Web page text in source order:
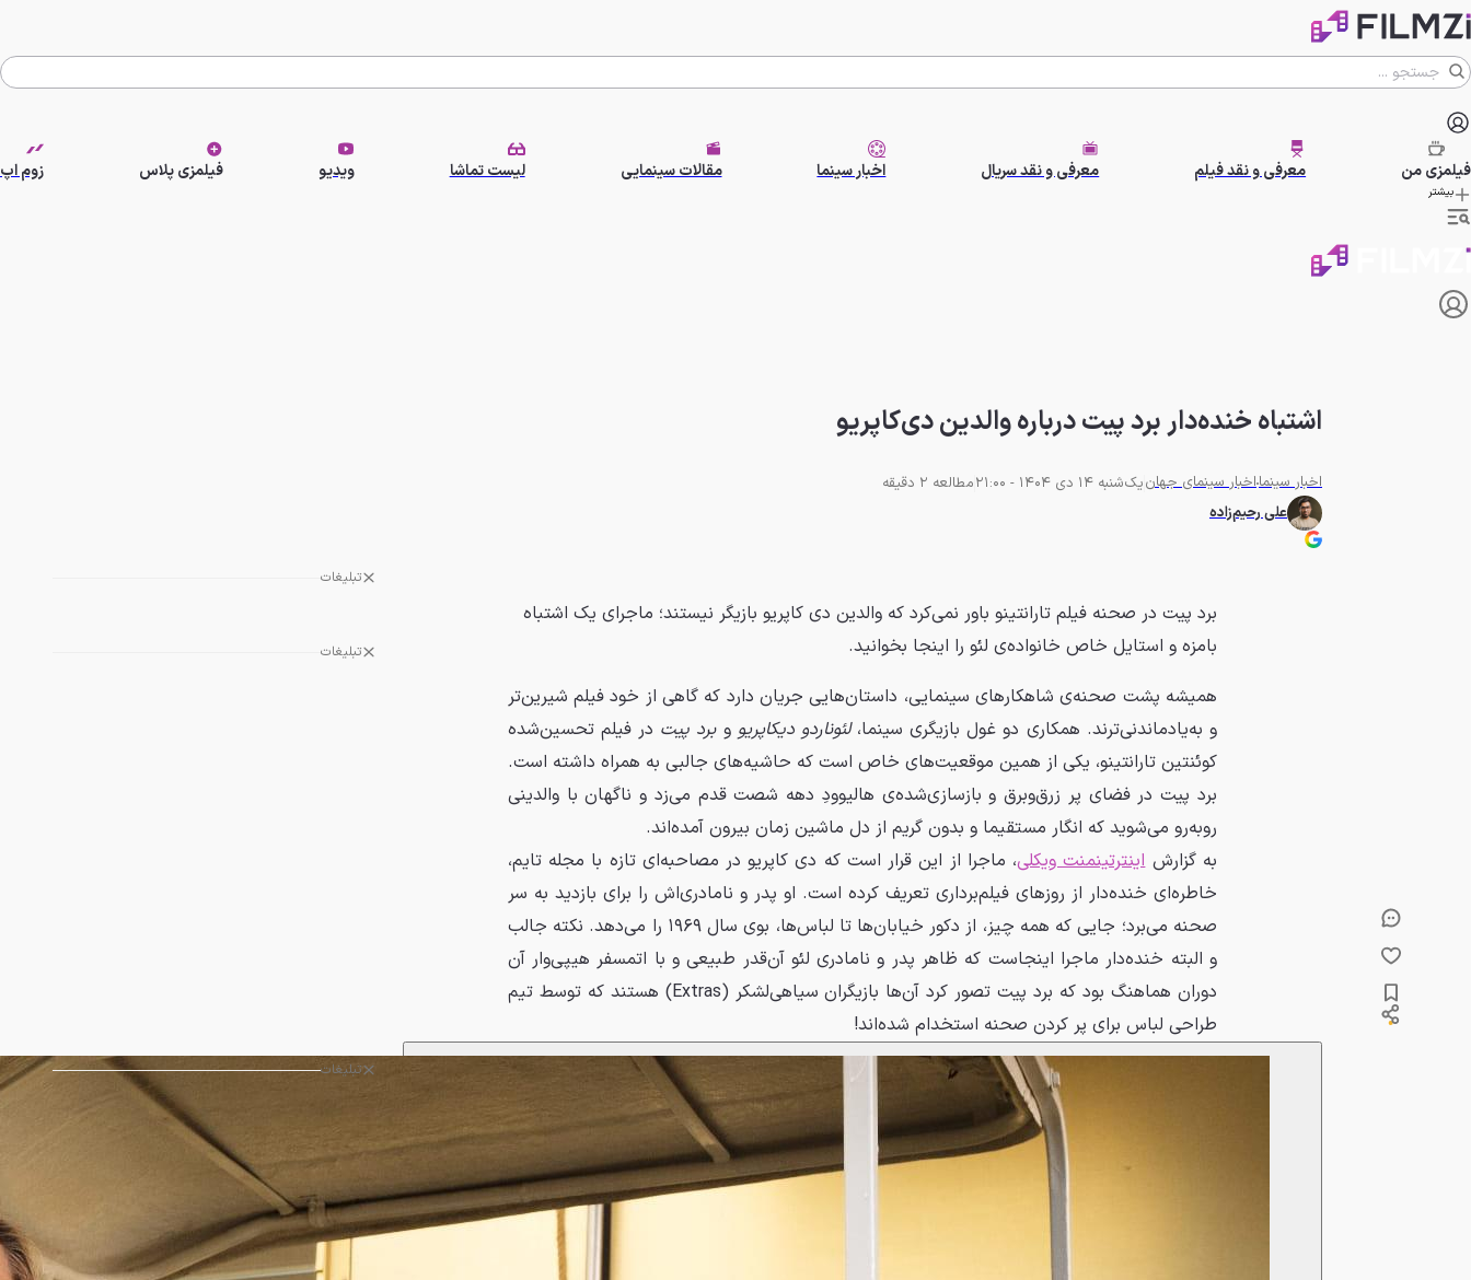
فیلمزیمن معرفی و نقد فیلم معرفی و نقد سریال اخبار سینما مقالات سینمایی لیست تماشا ویدیو فیلمزی پلاس زوم اپ
بیشتر
اشتباه خنده‌دار برد پیت درباره والدین دی‌کاپریو
اخبار سینمااخبار سینمای جهانیک‌شنبه 14 دی 1404 - 21:00
مطالعه 2 دقیقه
علی رحیم‌زاده
تبلیغات
تبلیغات
تبلیغات
برد پیت در صحنه‌ فیلم تارانتینو باور نمی‌کرد که والدین دی‌ کاپریو بازیگر نیستند؛ ماجرای یک اشتباه
بامزه و استایل خاص خانواده‌ی لئو را اینجا بخوانید.
همیشه پشت صحنه‌ی شاهکارهای سینمایی، داستان‌هایی جریان دارد که گاهی از خود فیلم شیرین‌تر
و به‌یادماندنی‌ترند. همکاری دو غول بازیگری سینما،لئوناردو دیکاپریو وبرد پیت در فیلم تحسین‌شده‌
کوئنتین تارانتینو، یکی از همین موقعیت‌های خاص است که حاشیه‌های جالبی به همراه داشته است.
برد پیت در فضای پر زرق‌وبرق و بازسازی‌شده‌ی هالیوودِ دهه شصت قدم می‌زد و ناگهان با والدینی
روبه‌رو می‌شوید که انگار مستقیما و بدون گریم از دل ماشین زمان بیرون آمده‌اند.
به گزارشاینترتینمنت ویکلی، ماجرا از این قرار است که دی‌ کاپریو در مصاحبه‌ای تازه با مجله تایم،
خاطره‌ای خنده‌دار از روزهای فیلم‌برداری تعریف کرده است. او پدر و نامادری‌اش را برای بازدید به سر
صحنه می‌برد؛ جایی که همه چیز، از دکور خیابان‌ها تا لباس‌ها، بوی سال ۱۹۶۹ را می‌دهد. نکته جالب
و البته خنده‌دار ماجرا اینجاست که ظاهر پدر و نامادری لئو آن‌قدر طبیعی و با اتمسفر هیپی‌وار آن
دوران هماهنگ بود که برد پیت تصور کرد آن‌ها بازیگران سیاهی‌لشکر (Extras) هستند که توسط تیم
طراحی لباس برای پر کردن صحنه استخدام شده‌اند!